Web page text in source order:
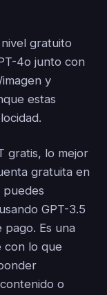
gratuito
4o junto con
y
estas
gratis, lo mejor
gratuita en
puedes
GPT-3.5
pago. Es una
con lo que
o